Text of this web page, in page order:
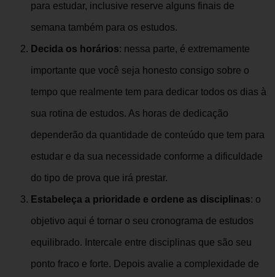
para estudar, inclusive reserve alguns finais de
semana também para os estudos.
Decida os horários: nessa parte, é extremamente
importante que você seja honesto consigo sobre o
tempo que realmente tem para dedicar todos os dias à
sua rotina de estudos. As horas de dedicação
dependerão da quantidade de conteúdo que tem para
estudar e da sua necessidade conforme a dificuldade
do tipo de prova que irá prestar.
Estabeleça a prioridade e ordene as disciplinas: o
objetivo aqui é tornar o seu cronograma de estudos
equilibrado. Intercale entre disciplinas que são seu
ponto fraco e forte. Depois avalie a complexidade de